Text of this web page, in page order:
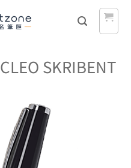
CLEO SKRIBENT